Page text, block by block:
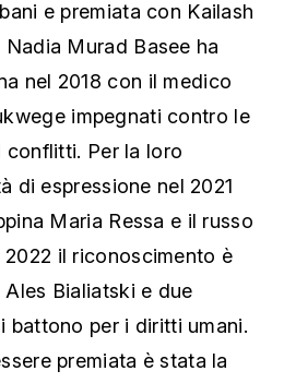
e premiata con Kailash
Murad Basee ha
nel 2018 con il medico
impegnati contro le
conflitti. Per la loro
di espressione nel 2021
Maria Ressa e il russo
il riconoscimento è
Bialiatski e due
battono per i diritti umani.
premiata è stata la